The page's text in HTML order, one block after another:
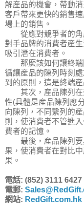
解産品的機會，帶動
客戶帶來更快的銷售
場上的銷售。
從應對競爭者的角
對手品牌的消費者産
吸引潛在消費者。
那麼該如何讓終端
循讓産品的陳列時刻
到的原則，這是終端
其次，産品陳列在
性(具體是産品陳列應
向陳列，不同繫列的
則，使消費者不管進
費者的記憶。
最後，産品陳列要
果，使消費者在對比
果。
電話: (852) 3111 6427
電郵:
網站: RedGift.com.hk